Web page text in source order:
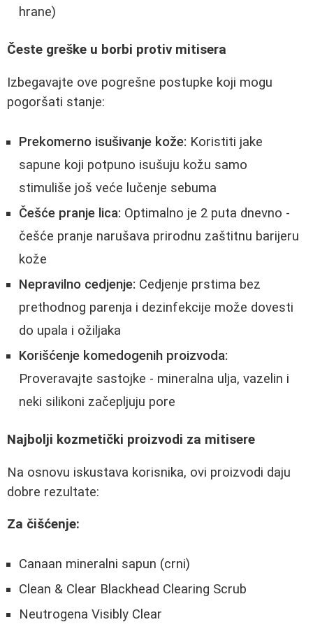
hrane)
Česte greške u borbi protiv mitisera
Izbegavajte ove pogrešne postupke koji mogu
pogoršati stanje:
Prekomerno isušivanje kože: Koristiti jake
sapune koji potpuno isušuju kožu samo
stimuliše još veće lučenje sebuma
Češće pranje lica: Optimalno je 2 puta dnevno -
češće pranje narušava prirodnu zaštitnu barijeru
kože
Nepravilno cedjenje: Cedjenje prstima bez
prethodnog parenja i dezinfekcije može dovesti
do upala i ožiljaka
Korišćenje komedogenih proizvoda:
Proveravajte sastojke - mineralna ulja, vazelin i
neki silikoni začepljuju pore
Najbolji kozmetički proizvodi za mitisere
Na osnovu iskustava korisnika, ovi proizvodi daju
dobre rezultate:
Za čišćenje:
Canaan mineralni sapun (crni)
Clean & Clear Blackhead Clearing Scrub
Neutrogena Visibly Clear